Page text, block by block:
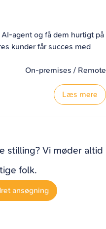
agent og få dem hurtigt på
kunder får succes med
On-premises / Remote
Læs mere
stilling? Vi møder altid
folk.
ansøgning